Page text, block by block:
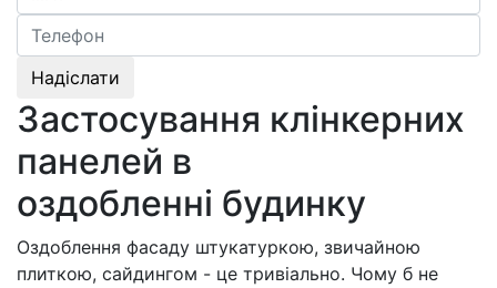
Надіслати
Застосування клінкерних
панелей в
оздобленні будинку
Оздоблення фасаду штукатуркою, звичайною
плиткою, сайдингом - це тривіально. Чому б не